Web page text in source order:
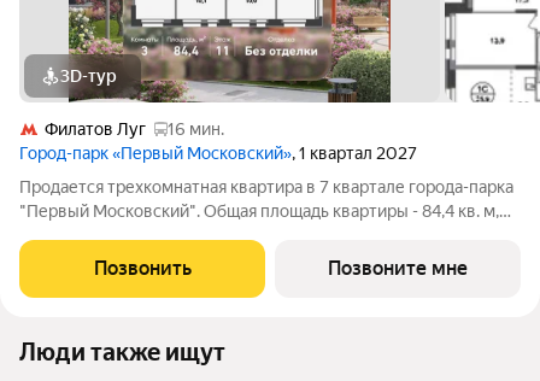
3D-тур
Филатов Луг
16 мин.
Город-парк «Первый Московский», 1 квартал 2027
Продается трехкомнатная квартира в 7 квартале города-парка
"Первый Московский". Общая площадь квартиры - 84,4 кв. м,
монолитный. ТОЛЬКО ДО 31 АВГУСТА выгодные условия на
приобретение
Позвонить Позвоните мне
Люди также ищут